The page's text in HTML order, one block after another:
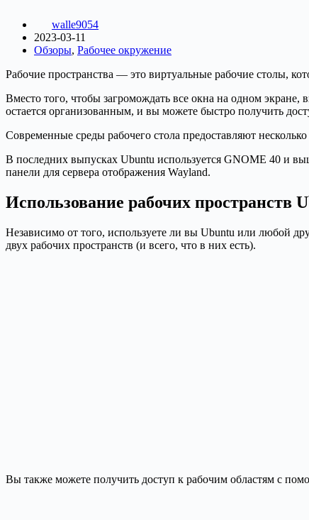
walle9054
2023-03-11
Обзоры, Рабочее окружение
Рабочие пространства — это виртуальные рабочие столы,
Вместо того, чтобы загромождать все окна на одном экране,
остается организованным, и вы можете быстро получить
Современные среды рабочего стола предоставляют
В последних выпусках Ubuntu используется GNOME 40 и
панели для сервера отображения Wayland.
Использование рабочих пространств
Независимо от того, используете ли вы Ubuntu или любой
двух рабочих пространств (и всего, что в них есть).
Вы также можете получить доступ к рабочим областям с